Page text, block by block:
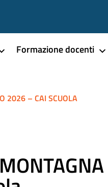
Formazione docenti
2026 – CAI SCUOLA